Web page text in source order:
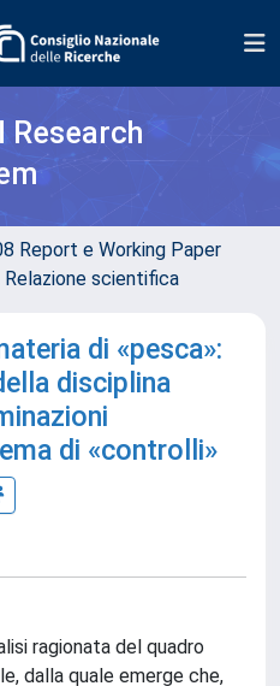
Research
Report e Working Paper
scientifica
di «pesca»:
disciplina
di «controlli»
ragionata del quadro
dalla quale emerge che,